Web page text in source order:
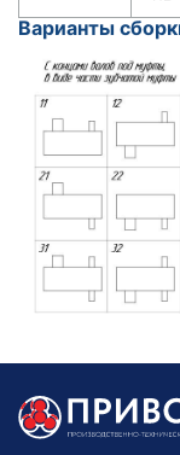
Варианты